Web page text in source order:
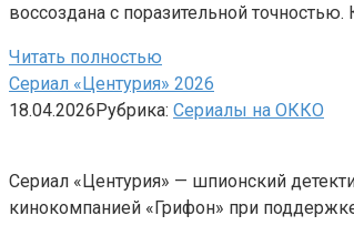
воссоздана с поразительной
Читать полностью
Сериал «Центурия» 2026
18.04.2026Рубрика: Сериалы на ОККО
Сериал «Центурия» — шпионский
кинокомпанией «Грифон» при